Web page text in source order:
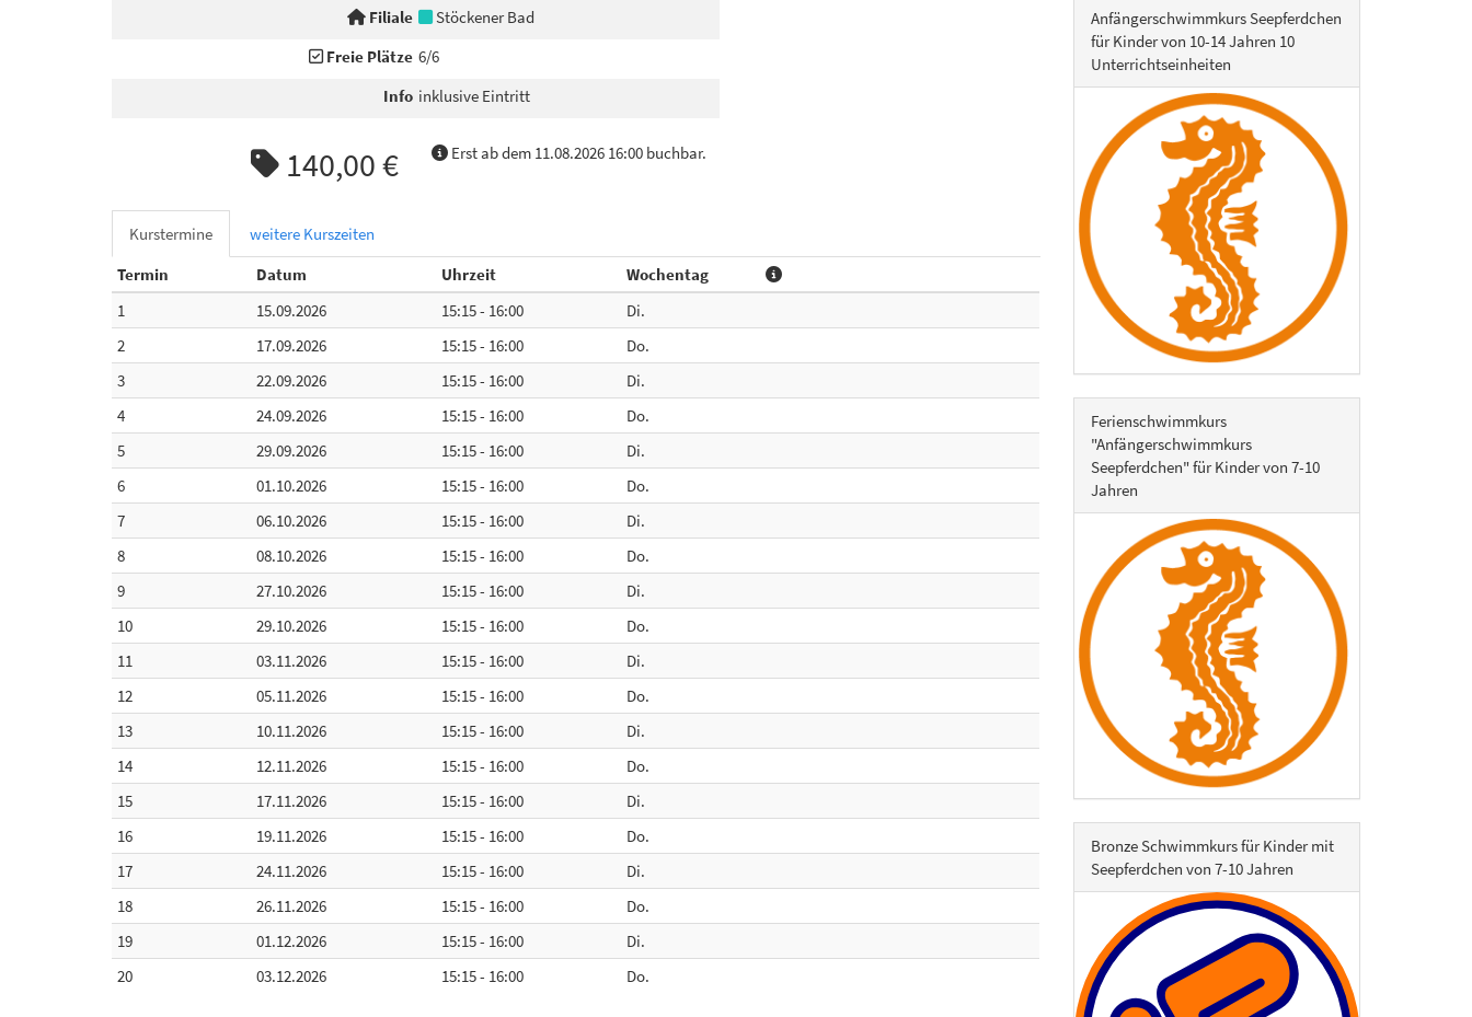
Filiale
Stöckener Bad
Freie Plätze 6/6
Info inklusive Eintritt
140,00 € Erst ab dem 11.08.2026 16:00 buchbar.
Kurstermine
weitere Kurszeiten
Termin
Datum Uhrzeit
Wochentag
1
15.09.2026 15:15 - 16:00
Di.
2
17.09.2026 15:15 - 16:00
Do.
3
22.09.2026 15:15 - 16:00
Di.
4
24.09.2026 15:15 - 16:00
Do.
5
29.09.2026 15:15 - 16:00
Di.
6
01.10.2026 15:15 - 16:00
Do.
7
06.10.2026 15:15 - 16:00
Di.
8
08.10.2026 15:15 - 16:00
Do.
9
27.10.2026 15:15 - 16:00
Di.
10
29.10.2026 15:15 - 16:00
Do.
11
03.11.2026 15:15 - 16:00
Di.
12
05.11.2026 15:15 - 16:00
Do.
13
10.11.2026 15:15 - 16:00
Di.
14
12.11.2026 15:15 - 16:00
Do.
15
17.11.2026 15:15 - 16:00
Di.
16
19.11.2026 15:15 - 16:00
Do.
17
24.11.2026 15:15 - 16:00
Di.
18
26.11.2026 15:15 - 16:00
Do.
19
01.12.2026 15:15 - 16:00
Di.
20
03.12.2026 15:15 - 16:00 Do.
Anfängerschwimmkurs Seepferdchen
für Kinder von 10-14 Jahren 10
Unterrichtseinheiten
Ferienschwimmkurs
"Anfängerschwimmkurs
Seepferdchen" für Kinder von 7-10
Jahren
Bronze Schwimmkurs für Kinder mit
Seepferdchen von 7-10 Jahren